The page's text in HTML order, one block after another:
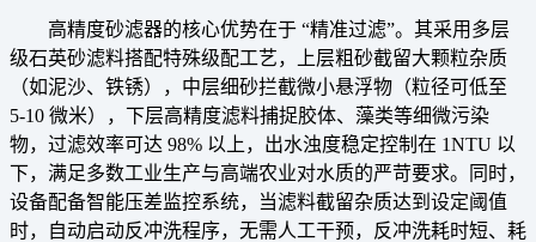
高精度砂滤器的核心优势在于 “精准过滤”。其采用多层
级石英砂滤料搭配特殊级配工艺，上层粗砂截留大颗粒杂质
（如泥沙、铁锈），中层细砂拦截微小悬浮物（粒径可低至
5-10 微米），下层高精度滤料捕捉胶体、藻类等细微污染
物，过滤效率可达 98% 以上，出水浊度稳定控制在 1NTU 以
下，满足多数工业生产与高端农业对水质的严苛要求。同时，
设备配备智能压差监控系统，当滤料截留杂质达到设定阈值
时，自动启动反冲洗程序，无需人工干预，反冲洗耗时短、耗